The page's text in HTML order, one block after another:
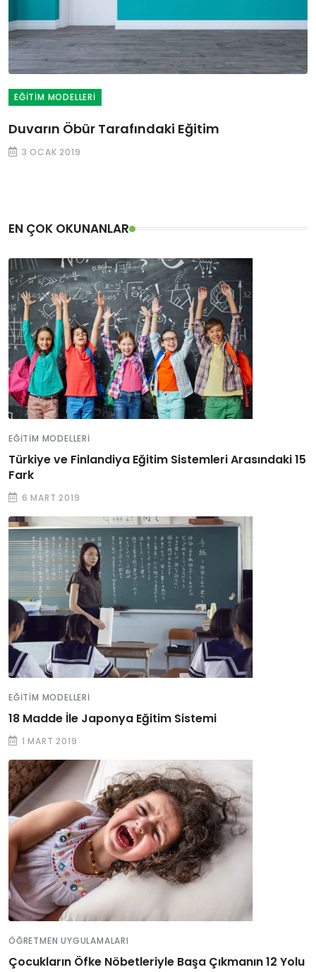
EĞITIM MODELLERI
Duvarın Öbür Tarafındaki Eğitim
3 OCAK 2019
EN ÇOK OKUNANLAR
EĞITIM MODELLERI
Türkiye ve Finlandiya Eğitim Sistemleri Arasındaki 15
Fark
6 MART 2019
EĞITIM MODELLERI
18 Madde İle Japonya Eğitim Sistemi
1 MART 2019
ÖĞRETMEN UYGULAMALARI
Çocukların Öfke Nöbetleriyle Başa Çıkmanın 12 Yolu